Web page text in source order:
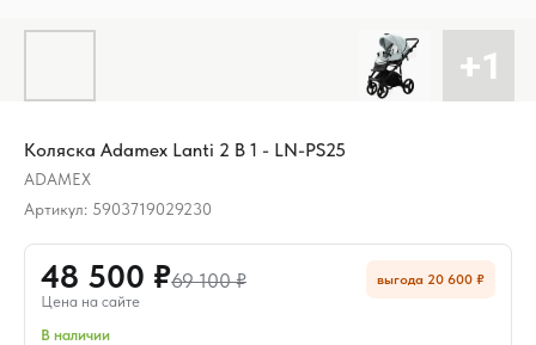
Коляска Adamex Lanti 2 В 1 - LN-PS25
ADAMEX
Артикул: 5903719029230
48 500 ₽69 100 ₽
Цена на сайте
выгода 20 600 ₽
В наличии